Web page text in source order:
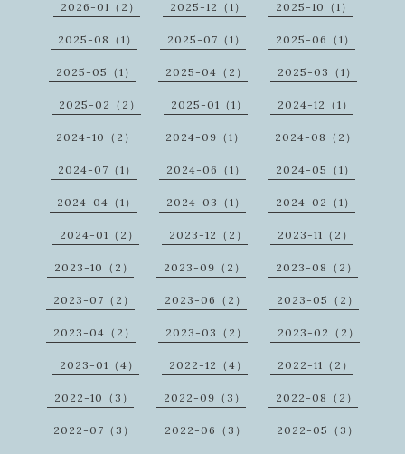
2026-01（2） 2025-12（1） 2025-10（1）
2025-08（1） 2025-07（1） 2025-06（1）
2025-05（1） 2025-04（2） 2025-03（1）
2025-02（2） 2025-01（1） 2024-12（1）
2024-10（2） 2024-09（1） 2024-08（2）
2024-07（1） 2024-06（1） 2024-05（1）
2024-04（1） 2024-03（1） 2024-02（1）
2024-01（2） 2023-12（2） 2023-11（2）
2023-10（2） 2023-09（2） 2023-08（2）
2023-07（2） 2023-06（2） 2023-05（2）
2023-04（2） 2023-03（2） 2023-02（2）
2023-01（4） 2022-12（4） 2022-11（2）
2022-10（3） 2022-09（3） 2022-08（2）
2022-07（3） 2022-06（3） 2022-05（3）